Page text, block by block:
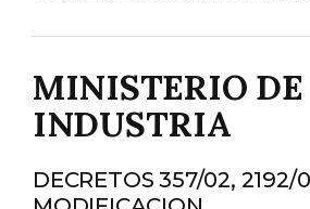
MINISTERIO DE
INDUSTRIA
DECRETOS 357/02, 2192/